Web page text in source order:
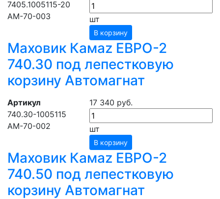
7405.1005115-20
АМ-70-003
шт
В корзину
Маховик Камаz ЕВРО-2
740.30 под лепестковую
корзину Автомагнат
Артикул
740.30-1005115
АМ-70-002
17 340 руб.
шт
В корзину
Маховик Камаz ЕВРО-2
740.50 под лепестковую
корзину Автомагнат